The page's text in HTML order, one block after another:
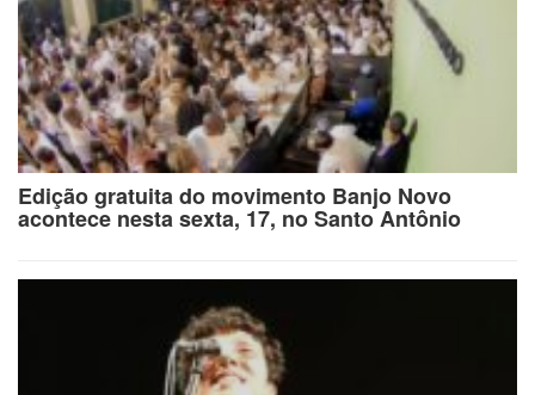
Edição gratuita do movimento Banjo Novo
acontece nesta sexta, 17, no Santo Antônio